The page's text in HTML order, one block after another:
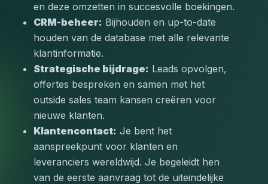
en deze omzetten in succesvolle boekingen.
CRM-beheer: Bijhouden en up-to-date
houden van de database met alle relevante
klantinformatie.
Strategische bijdrage: Leads opvolgen,
offertes bespreken en samen met het
outside sales team kansen creëren voor
nieuwe klanten.
Klantencontact: Je bent het
aanspreekpunt voor klanten en
leveranciers wereldwijd. Je begeleidt hen
van de eerste aanvraag tot de uiteindelijke